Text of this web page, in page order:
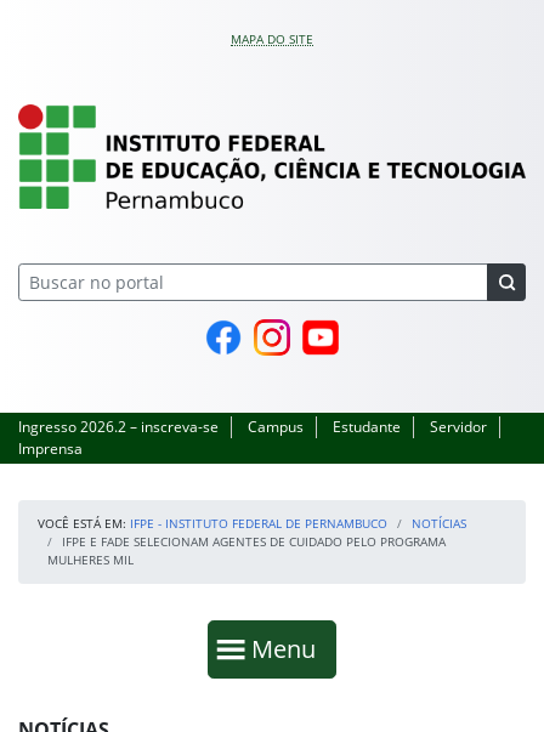
MAPA DO SITE
IFPE – Instituto
Página do Facebook
Perfil no Instagram
Canal no YouTube
Ingresso 2026.2 – inscreva-se Campus Estudante
Servidor
Imprensa
VOCÊ ESTÁ EM: IFPE - INSTITUTO FEDERAL DE PERNAMBUCO
NOTÍCIAS
IFPE E FADE SELECIONAM AGENTES DE CUIDADO PELO PROGRAMA
MULHERES MIL
Mostrar
Menu